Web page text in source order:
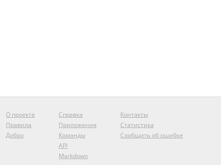
О проекте
Правила
Добро
Справка
Приложения
Команды
API
Markdown
Контакты
Статистика
Сообщить об ошибке